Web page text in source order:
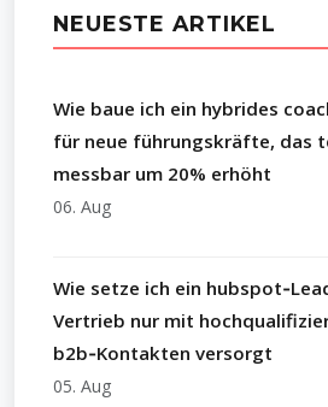
NEUESTE ARTIKEL
Wie baue ich ein hybrides
für neue führungskräfte, das
messbar um 20% erhöht
06. Aug
Wie setze ich ein
Vertrieb nur mit
b2b‑Kontakten versorgt
05. Aug